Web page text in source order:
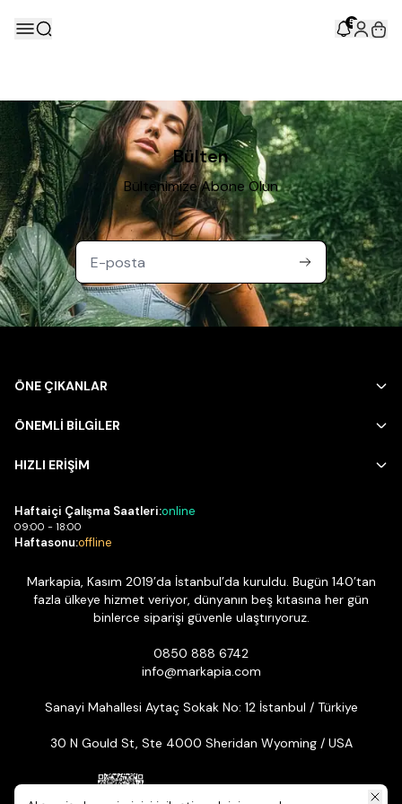
5
Bülten
Bültenimize Abone Olun
ÖNE ÇIKANLAR
ÖNEMLİ BİLGİLER
HIZLI ERİŞİM
Haftaiçi Çalışma Saatleri:online
09:00 - 18:00
Haftasonu:offline
Markapia, Kasım 2019’da İstanbul’da kuruldu. Bugün 140’tan
fazla ülkeye hizmet veriyor, dünyanın beş kıtasına her gün
binlerce siparişi güvenle ulaştırıyoruz.
0850 888 6742
info@markapia.com
Sanayi Mahallesi Aytaç Sokak No: 12 İstanbul / Türkiye
30 N Gould St, Ste 4000 Sheridan Wyoming / USA